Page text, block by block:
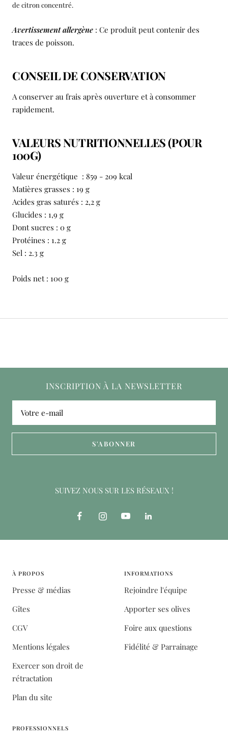
de citron concentré.
Avertissement allergène : Ce produit peut contenir des
traces de poisson.
CONSEIL DE CONSERVATION
A conserver au frais après ouverture et à consommer
rapidement.
VALEURS NUTRITIONNELLES (POUR
100G)
Valeur énergétique : 859 - 209 kcal
Matières grasses : 19 g
Acides gras saturés : 2,2 g
Glucides : 1,9 g
Dont sucres : 0 g
Protéines : 1.2 g
Sel : 2.3 g
Poids net : 100 g
INSCRIPTION À LA NEWSLETTER
Votre e-mail
S'ABONNER
SUIVEZ NOUS SUR LES RÉSEAUX !
À PROPOS
Presse & médias
Gîtes
CGV
Mentions légales
Exercer son droit de
rétractation
Plan du site
INFORMATIONS
Rejoindre l'équipe
Apporter ses olives
Foire aux questions
Fidélité & Parrainage
PROFESSIONNELS